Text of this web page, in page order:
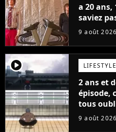
a 20 ans,
saviez
qui a
9 août 2026
player2 LIFESTYLE
2 ans et
épisode,
tous
retour
9 août 2026